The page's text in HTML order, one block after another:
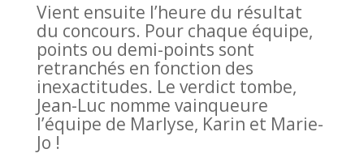
Vient ensuite l’heure du résultat
du concours. Pour chaque équipe,
points ou demi-points sont
retranchés en fonction des
inexactitudes. Le verdict tombe,
Jean-Luc nomme vainqueure
l’équipe de Marlyse, Karin et Marie-
Jo !